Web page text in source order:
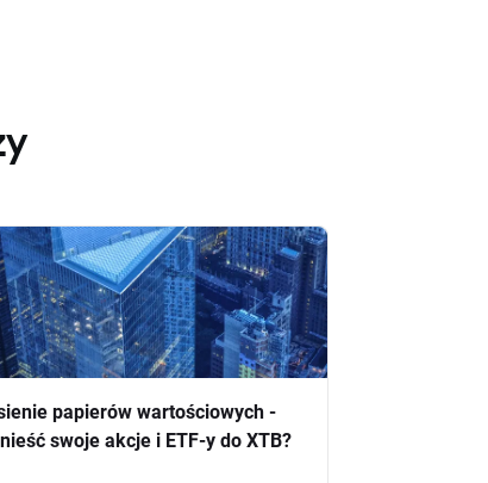
papierów wartościowych -
swoje akcje i ETF-y do XTB?